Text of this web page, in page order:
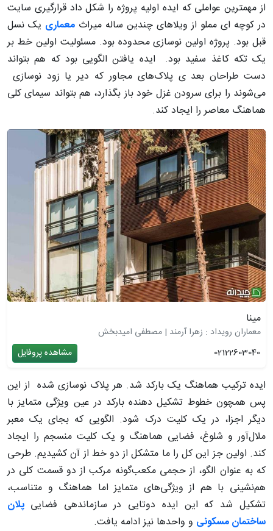
از مهمترین عواملی که ایده اولیه پروژه را شکل داد قرارگیری سایت
در کوچه ‌ای مملو از ویلاهای چندین ساله میراث معماری یک نسل
قبل بود. پروژه اولین نوسازی محدوده بود. مسئولیت اولین خط بر
یک تکه کاغذ سفید بود. ایده یافتن الگویی بود که هم بتواند
دست طراحان بعد ی پلاک‌های مجاور که دیر یا زود نوسازی
می‌شوند را برای سرودن غزل خود باز بگذارد، هم بتواند سیمای کلی
هماهنگ معاصر را ایجاد کند.
مینا
معماران رویداد : زهرا آرمند | مصطفی امیدبخش
02122603040
مشاهده پروفایل
ایده ترکیب هماهنگ یک بارکد شد. هر پلاک نوسازی شده از این
پس همچون خطوط تشکیل دهنده بارکد در عین ویژگی متمایز با
دیگر اجزا، در یک کلیت درک شود. الگویی که بجای یک معبر
ملال‌آور و شلوغ، فضایی هماهنگ و یک کلیت منسجم را ایجاد
کند. اولین جز این کل را ما متشکل از دو خط از آن کشیدیم. طرحی
که به عنوان الگو، از حجمی مکعب‌گونه مرکب از دو قسمت کلی در
هم‌نشینی با هم از ویژگی‌های متمایز اما هماهنگ و متناسب،
تشکیل شد که این ایده دوتایی در سازماندهی فضایی پلان‌
ساختمان مسکونی و واحدها نیز ادامه یافت.